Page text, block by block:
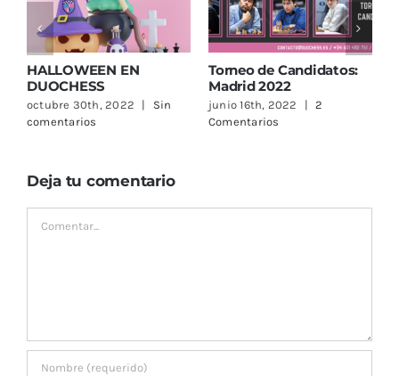
Torneo de Candidatos:
Madrid 2022
junio 16th, 2022 |
2
Comentarios
El CAC Beniaján y
Duochess entregaron
un set Polgar Deluxe a
Carlos Alcaraz
Deja tu comentario
Comentar